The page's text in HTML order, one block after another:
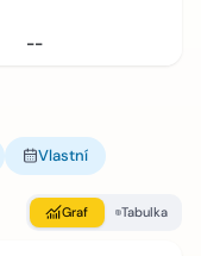
--
Vlastní
Graf Tabulka